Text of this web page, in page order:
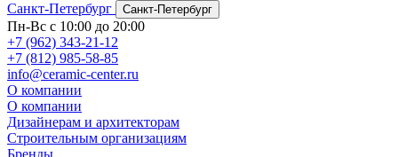
Санкт-Петербург
Санкт-Петербург
Пн-Вс с 10:00 до 20:00
+7 (962) 343-21-12
+7 (812) 985-58-85
info@ceramic-center.ru
О компании
О компании
Дизайнерам и архитекторам
Строительным организациям
Бренды